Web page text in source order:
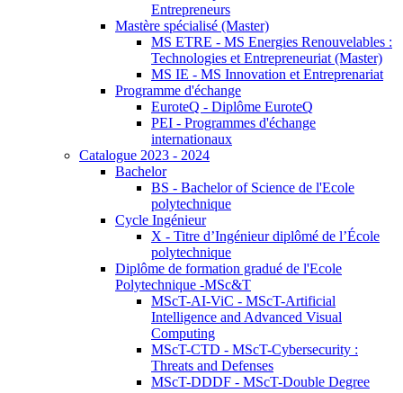
Entrepreneurs
Mastère spécialisé (Master)
MS ETRE - MS Energies Renouvelables :
Technologies et Entrepreneuriat (Master)
MS IE - MS Innovation et Entreprenariat
Programme d'échange
EuroteQ - Diplôme EuroteQ
PEI - Programmes d'échange
internationaux
Catalogue 2023 - 2024
Bachelor
BS - Bachelor of Science de l'Ecole
polytechnique
Cycle Ingénieur
X - Titre d’Ingénieur diplômé de l’École
polytechnique
Diplôme de formation gradué de l'Ecole
Polytechnique -MSc&T
MScT-AI-ViC - MScT-Artificial
Intelligence and Advanced Visual
Computing
MScT-CTD - MScT-Cybersecurity :
Threats and Defenses
MScT-DDDF - MScT-Double Degree